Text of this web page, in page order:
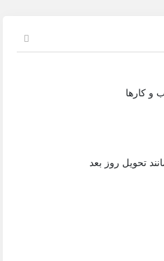
و کارها
تحویل روز بعد